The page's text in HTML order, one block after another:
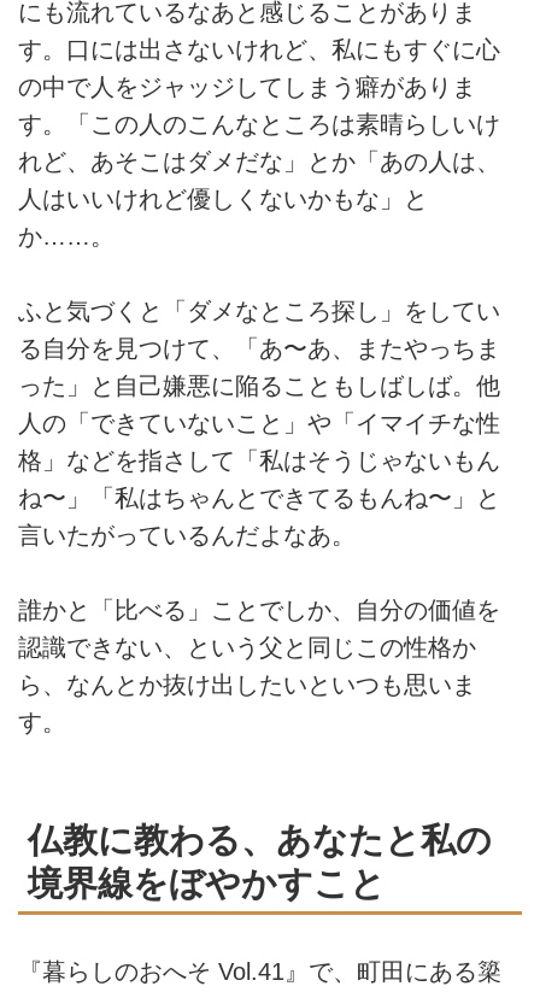
にも流れているなあと感じることがありま
す。口には出さないけれど、私にもすぐに心
の中で人をジャッジしてしまう癖がありま
す。「この人のこんなところは素晴らしいけ
れど、あそこはダメだな」とか「あの人は、
人はいいけれど優しくないかもな」と
か……。
ふと気づくと「ダメなところ探し」をしてい
る自分を見つけて、「あ〜あ、またやっちま
った」と自己嫌悪に陥ることもしばしば。他
人の「できていないこと」や「イマイチな性
格」などを指さして「私はそうじゃないもん
ね〜」「私はちゃんとできてるもんね〜」と
言いたがっているんだよなあ。
誰かと「比べる」ことでしか、自分の価値を
認識できない、という父と同じこの性格か
ら、なんとか抜け出したいといつも思いま
す。
仏教に教わる、あなたと私の
境界線をぼやかすこと
『暮らしのおへそ Vol.41 』で、町田にある簗